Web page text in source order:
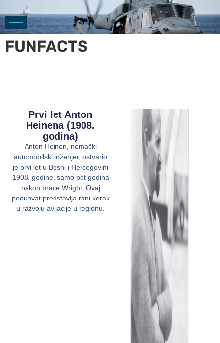
FUNFACTS
Prvi let Anton
Heinena (1908.
godina)
Anton Heinen, nemački
automobilski inženjer, ostvario
je prvi let u Bosni i Hercegovini
1908. godine, samo pet godina
nakon braće Wright. Ovaj
poduhvat predstavlja rani korak
u razvoju avijacije u regionu.